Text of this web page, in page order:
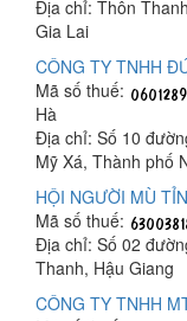
Địa chỉ: Thôn
Gia Lai
CÔNG TY TNHH
Mã số thuế:
Hà
Địa chỉ: Số 10
Mỹ Xá, Thành phố
HỘI NGƯỜI MÙ
Mã số thuế:
Địa chỉ: Số 02
Thanh, Hậu Giang
CÔNG TY TNHH